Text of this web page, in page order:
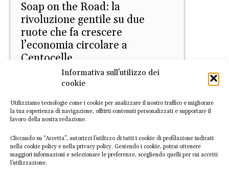
Informativa sull'utilizzo dei
cookie
Utilizziamo tecnologie come i cookie per analizzare il nostro traffico e migliorare
la tua esperienza di navigazione, offrirti contenuti personalizzati e supportare il
lavoro della nostra redazione.
Cliccando su “Accetta”, autorizzi l’utilizzo di tutti i cookie di profilazione indicati
nella cookie policy e nella privacy policy. Gestendo i cookie, potrai ottenere
maggiori informazioni e selezionare le preferenze, scegliendo quelli per cui accetti
l’utilizzazione.
Soap on the Road: la
rivoluzione gentile su due
ruote che fa crescere
l’economia circolare a
Centocelle
Letizia Palmisano - 13 Marzo 2026